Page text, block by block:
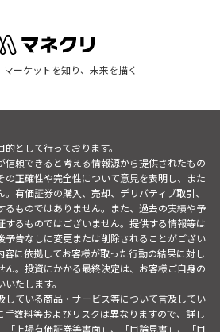
マーケットを知り、未来を描く
として行っております。
信頼できると考える情報源から提供されたもの
の正確性や完全性について意見を表明し、また
有価証券の購入、売却、デリバティブ取引、
るものではありません。また、過去の実績や予
するものではございません。提供する情報等は
予告なしに変更または削除されることがござい
容に依拠してお客様が取った行動の結果に対し
ん。投資にかかる最終決定は、お客様ご自身の
たします。
している商品・サービス等について言及してい
手数料等およびリスクは異なりますので、詳し
「上場有価証券等書面」、「目論見書」、「目